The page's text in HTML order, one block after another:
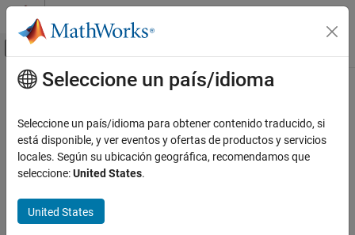
Saltar al contenido
Mostrar/ocultar menú de navegación
Inicio de Documentación
Contenido principal
How useful was this information?
Seleccione un país/idioma
Seleccione un país/idioma para obtener contenido traducido, si
está disponible, y ver eventos y ofertas de productos y servicios
locales. Según su ubicación geográfica, recomendamos que
seleccione:United States.
United States